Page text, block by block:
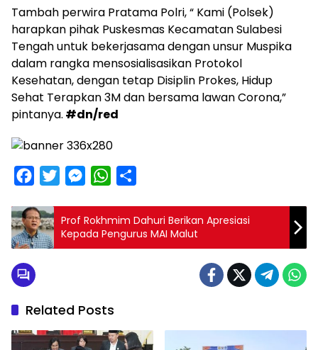
Tambah perwira Pratama Polri, “ Kami (Polsek)
harapkan pihak Puskesmas Kecamatan Sulabesi
Tengah untuk bekerjasama dengan unsur Muspika
dalam rangka mensosialisasikan Protokol
Kesehatan, dengan tetap Disiplin Prokes, Hidup
Sehat Terapkan 3M dan bersama lawan Corona,”
pintanya. #dn/red
c
e
o
k
i
t
M
s
s
e
r
W
a
t
p
a
r
Prof Rokhmim Dahuri Berikan Apresiasi
Kepada Pengurus MAI Malut
Related Posts